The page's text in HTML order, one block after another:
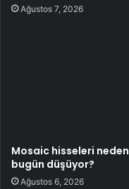
Ağustos 7, 2026
Mosaic hisseleri neden
bugün düşüyor?
Ağustos 6, 2026